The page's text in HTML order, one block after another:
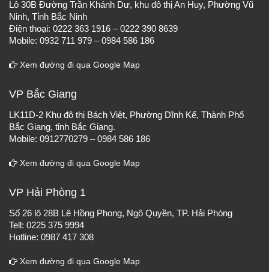
Lô 30B Đường Trần Khánh Dư, khu đô thị An Huy, Phường Vũ
Ninh, Tỉnh Bắc Ninh
Điện thoại: 0222 363 1916 – 0222 390 8639
Mobile: 0932 711 979 – 0984 586 186
Xem đường đi qua Google Map
VP Bắc Giang
LK11D-2 Khu đô thị Bách Việt, Phường Dĩnh Kế, Thành Phố
Bắc Giang, tỉnh Bắc Giang.
Mobile: 0912770279 – 0984 586 186
Xem đường đi qua Google Map
VP Hải Phòng 1
Số 26 lô 28B Lê Hồng Phong, Ngô Quyền, TP. Hải Phòng
Tell: 0225 375 9994
Hotline: 0987 417 308
Xem đường đi qua Google Map